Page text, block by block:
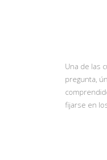
Una de las
pregunta,
fijarse en